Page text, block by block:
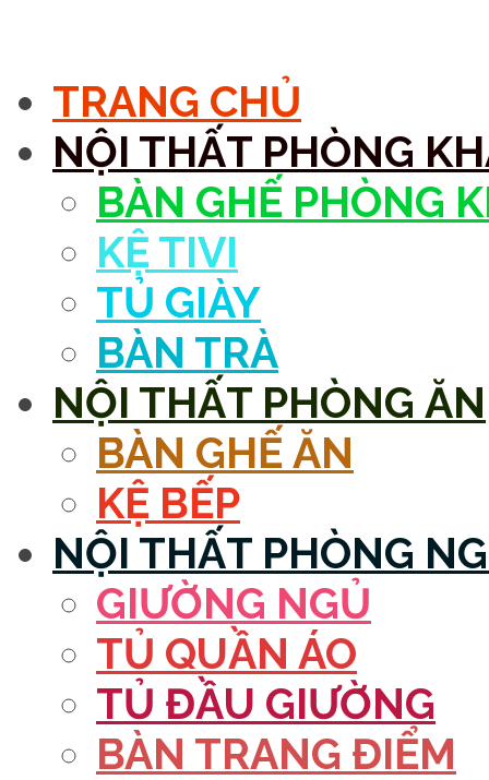
TRANG CHỦ
NỘI THẤT PHÒNG
BÀN GHẾ PHÒNG
KỆ TIVI
TỦ GIÀY
BÀN TRÀ
NỘI THẤT PHÒNG ĂN
BÀN GHẾ ĂN
KỆ BẾP
NỘI THẤT PHÒNG
GIƯỜNG NGỦ
TỦ QUẦN ÁO
TỦ ĐẦU GIƯỜNG
BÀN TRANG ĐIỂM